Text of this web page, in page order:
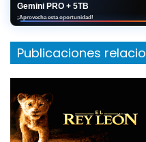
Gemini PRO + 5TB
¡Aprovecha esta oportunidad!
Publicaciones